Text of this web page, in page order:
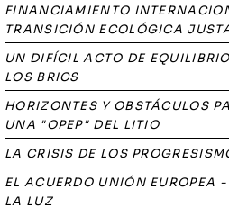
FINANCIAMIENTO
TRANSICIÓN ECOLÓGICA
UN DIFÍCIL ACTO DE
LOS BRICS
HORIZONTES Y OBSTÁCULOS
UNA "OPEP" DEL LITIO
LA CRISIS DE LOS
EL ACUERDO UNIÓN EUROPEA
LA LUZ